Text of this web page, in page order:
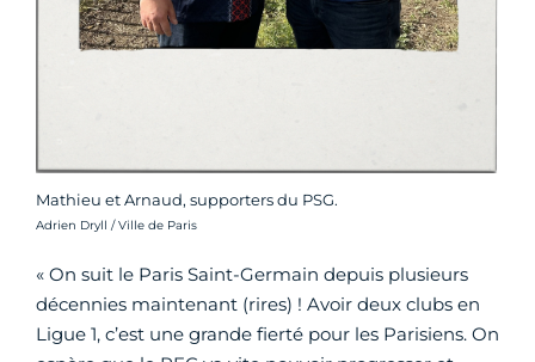
Mathieu et Arnaud, supporters du PSG.
Crédit photo :
Adrien Dryll / Ville de Paris
« On suit le Paris Saint-Germain depuis plusieurs
décennies maintenant (rires) ! Avoir deux clubs en
Ligue 1, c’est une grande fierté pour les Parisiens. On